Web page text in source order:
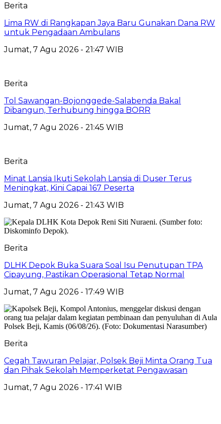
Berita
Lima RW di Rangkapan Jaya Baru Gunakan Dana RW
untuk Pengadaan Ambulans
Jumat, 7 Agu 2026 - 21:47 WIB
Berita
Tol Sawangan-Bojonggede-Salabenda Bakal
Dibangun, Terhubung hingga BORR
Jumat, 7 Agu 2026 - 21:45 WIB
Berita
Minat Lansia Ikuti Sekolah Lansia di Duser Terus
Meningkat, Kini Capai 167 Peserta
Jumat, 7 Agu 2026 - 21:43 WIB
Berita
DLHK Depok Buka Suara Soal Isu Penutupan TPA
Cipayung, Pastikan Operasional Tetap Normal
Jumat, 7 Agu 2026 - 17:49 WIB
Berita
Cegah Tawuran Pelajar, Polsek Beji Minta Orang Tua
dan Pihak Sekolah Memperketat Pengawasan
Jumat, 7 Agu 2026 - 17:41 WIB